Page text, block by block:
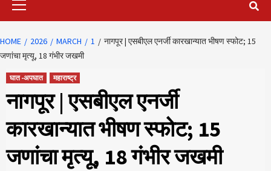
HOME 2026 MARCH 1
नागपूर | एसबीएल एनर्जी कारखान्यात भीषण स्फोट; 15
जणांचा मृत्यू, 18 गंभीर जखमी
घात -अपघात महाराष्ट्र
नागपूर | एसबीएल एनर्जी
कारखान्यात भीषण स्फोट; 15
जणांचा मृत्यू, 18 गंभीर जखमी